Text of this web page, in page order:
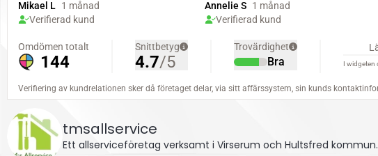
tmsallservice
Ett allserviceföretag verksamt i Virserum och Hultsfred kommun.